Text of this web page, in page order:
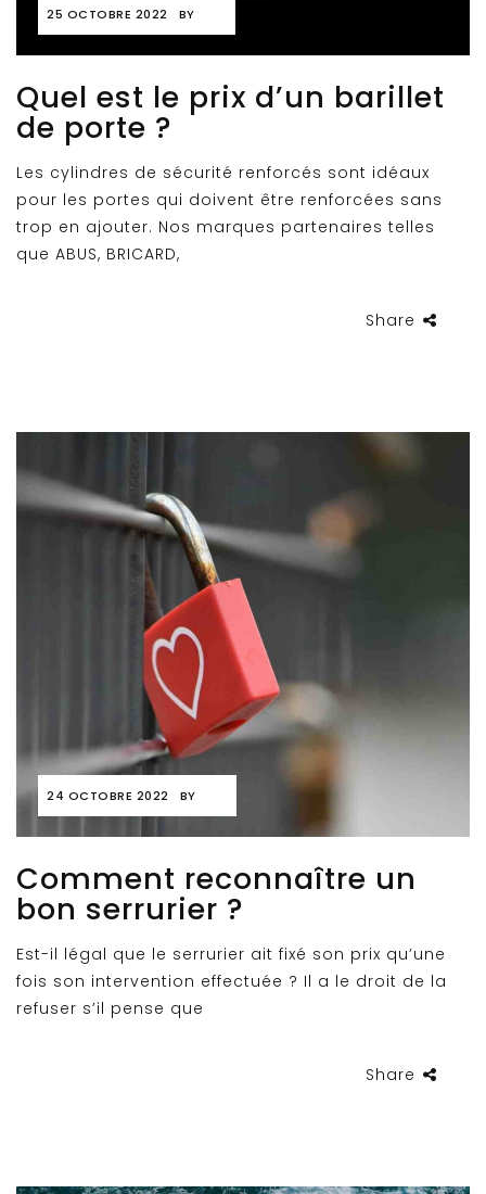
25 OCTOBRE 2022 BY
Quel est le prix d’un barillet
de porte ?
Les cylindres de sécurité renforcés sont idéaux
pour les portes qui doivent être renforcées sans
trop en ajouter. Nos marques partenaires telles
que ABUS, BRICARD,
Share
24 OCTOBRE 2022 BY
Comment reconnaître un
bon serrurier ?
Est-il légal que le serrurier ait fixé son prix qu’une
fois son intervention effectuée ? Il a le droit de la
refuser s’il pense que
Share